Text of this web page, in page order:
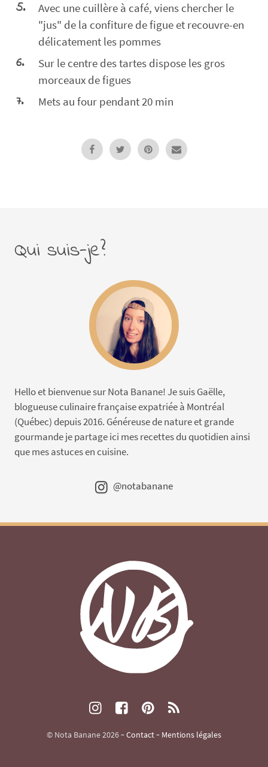
Avec une cuillère à café, viens chercher le
"jus" de la confiture de figue et recouvre-en
délicatement les pommes
Sur le centre des tartes dispose les gros
morceaux de figues
Mets au four pendant 20 min
Qui suis-je?
Hello et bienvenue sur Nota Banane! Je suis Gaëlle,
blogueuse culinaire française expatriée à Montréal
(Québec) depuis 2016. Généreuse de nature et grande
gourmande je partage ici mes recettes du quotidien ainsi
que mes astuces en cuisine.
@notabanane
© Nota Banane 2026 ‐Contact‐ Mentions légales